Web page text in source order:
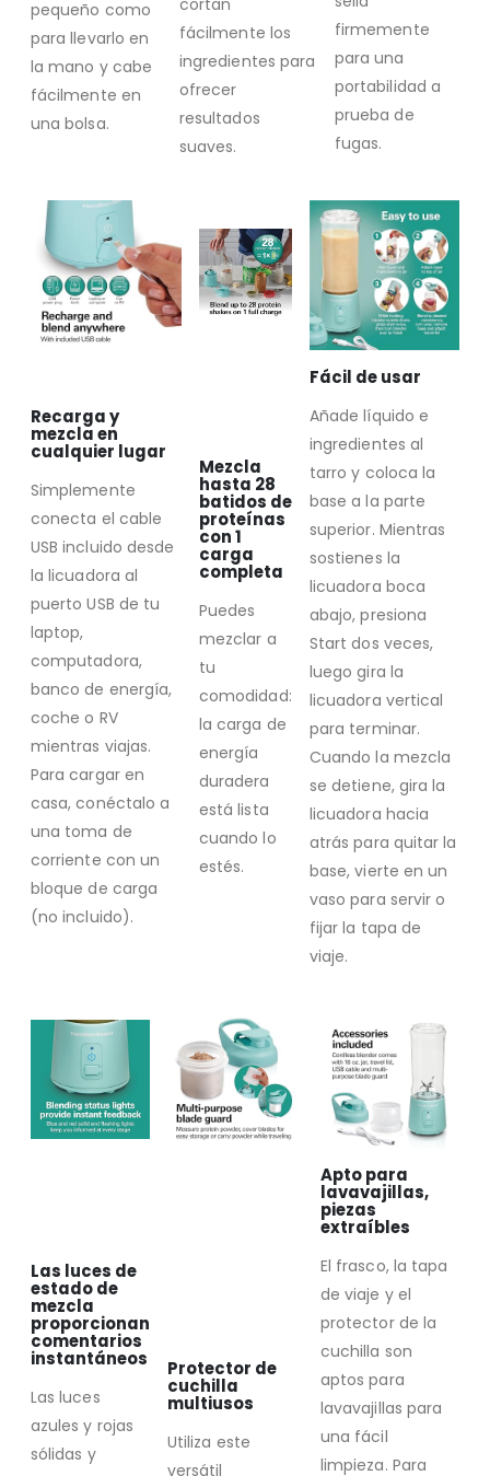
pequeño como
para llevarlo en
la mano y cabe
fácilmente en
una bolsa.
cortan
fácilmente los
ingredientes para
ofrecer
resultados
suaves.
firmemente
para una
portabilidad a
prueba de
fugas.
Recarga y
mezcla en
cualquier lugar
Simplemente
conecta el cable
USB incluido desde
la licuadora al
puerto USB de tu
laptop,
computadora,
banco de energía,
coche o RV
mientras viajas.
Para cargar en
casa, conéctalo a
una toma de
corriente con un
bloque de carga
(no incluido).
Mezcla
hasta 28
batidos de
proteínas
con 1
carga
completa
Puedes
mezclar a
tu
comodidad:
la carga de
energía
duradera
está lista
cuando lo
estés.
Fácil de usar
Añade líquido e
ingredientes al
tarro y coloca la
base a la parte
superior. Mientras
sostienes la
licuadora boca
abajo, presiona
Start dos veces,
luego gira la
licuadora vertical
para terminar.
Cuando la mezcla
se detiene, gira la
licuadora hacia
atrás para quitar la
base, vierte en un
vaso para servir o
fijar la tapa de
viaje.
Las luces de
estado de
mezcla
proporcionan
comentarios
instantáneos
Las luces
azules y rojas
sólidas y
Protector de
cuchilla
multiusos
Utiliza este
versátil
Apto para
lavavajillas,
piezas
extraíbles
El frasco, la tapa
de viaje y el
protector de la
cuchilla son
aptos para
lavavajillas para
una fácil
limpieza. Para